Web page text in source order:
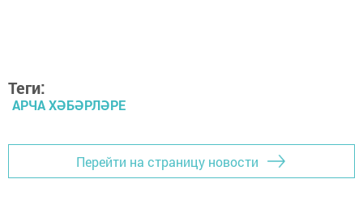
Теги:
АРЧА ХӘБӘРЛӘРЕ
Перейти на страницу новости